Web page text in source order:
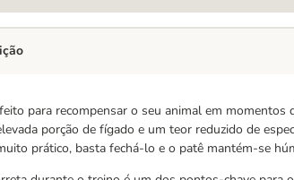
para recompensar o seu animal em
porção de fígado e um teor reduzido de
prático, basta fechá-lo e o patê mantém-se